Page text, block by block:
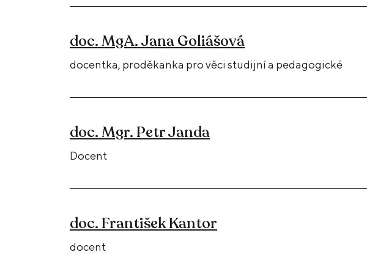
doc. MgA. Jana Goliášová
docentka, proděkanka pro věci studijní a pedagogické
doc. Mgr. Petr Janda
Docent
doc. František Kantor
docent